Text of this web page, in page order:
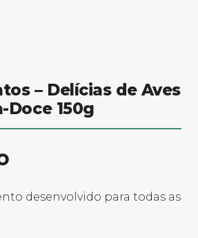
– Delícias de Aves
150g
desenvolvido para todas as